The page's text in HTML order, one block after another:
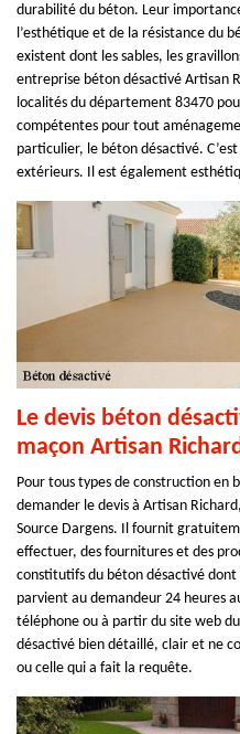
durabilité du béton. Leur
l’esthétique et de la résistance du
existent dont les sables, les
entreprise béton désactivé Artisan
localités du département 83470
compétentes pour tout
particulier, le béton désactivé.
extérieurs. Il est également
Le devis béton
maçon Artisan
Pour tous types de construction en
demander le devis à Artisan
Source Dargens. Il fournit
effectuer, des fournitures et des
constitutifs du béton désactivé
parvient au demandeur 24 heures
téléphone ou à partir du site web
désactivé bien détaillé, clair et ne
ou celle qui a fait la requête.